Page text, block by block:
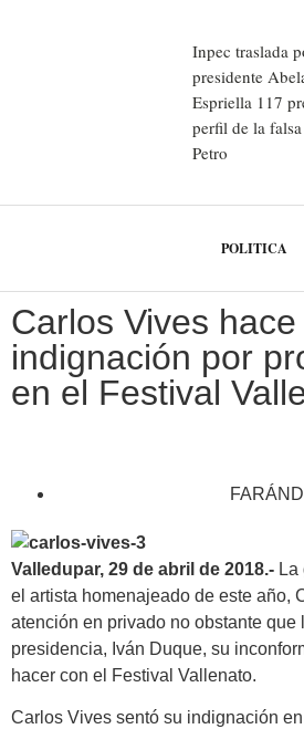
Inpec traslada
presidente
Espriella 117
perfil de la
Petro
POLITICA
Carlos Vives
indignación por
en el Festival
Valledupar, 29 de abril de 2018.-
el artista homenajeado de este año,
atención en privado no obstante
presidencia, Iván Duque, su
hacer con el Festival Vallenato.
Carlos Vives sentó su indignación